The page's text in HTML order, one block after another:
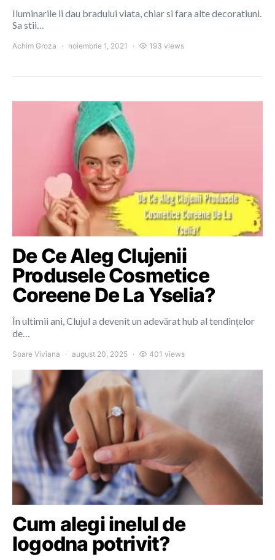
Iluminarile ii dau bradului viata, chiar si fara alte decoratiuni.
Sa stii…
Achim Groza noiembrie 1, 2021 193 views
De Ce Aleg Clujenii
Produsele Cosmetice
Coreene De La Yselia?
În ultimii ani, Clujul a devenit un adevărat hub al tendințelor
de…
Soare Viviana august 20, 2025 401 views
Cum alegi inelul de
logodna potrivit?